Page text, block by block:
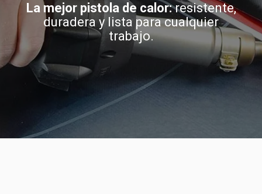
La mejor pistola de calor:resistente,
duradera y lista para cualquier
trabajo.